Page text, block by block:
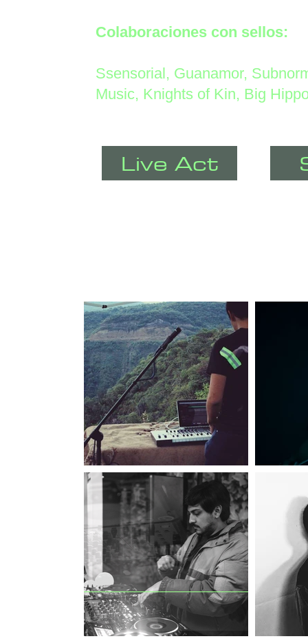
Colaboraciones con sellos:
Ssensorial, Guanamor,
Music, Knights of Kin, Big
Live Act